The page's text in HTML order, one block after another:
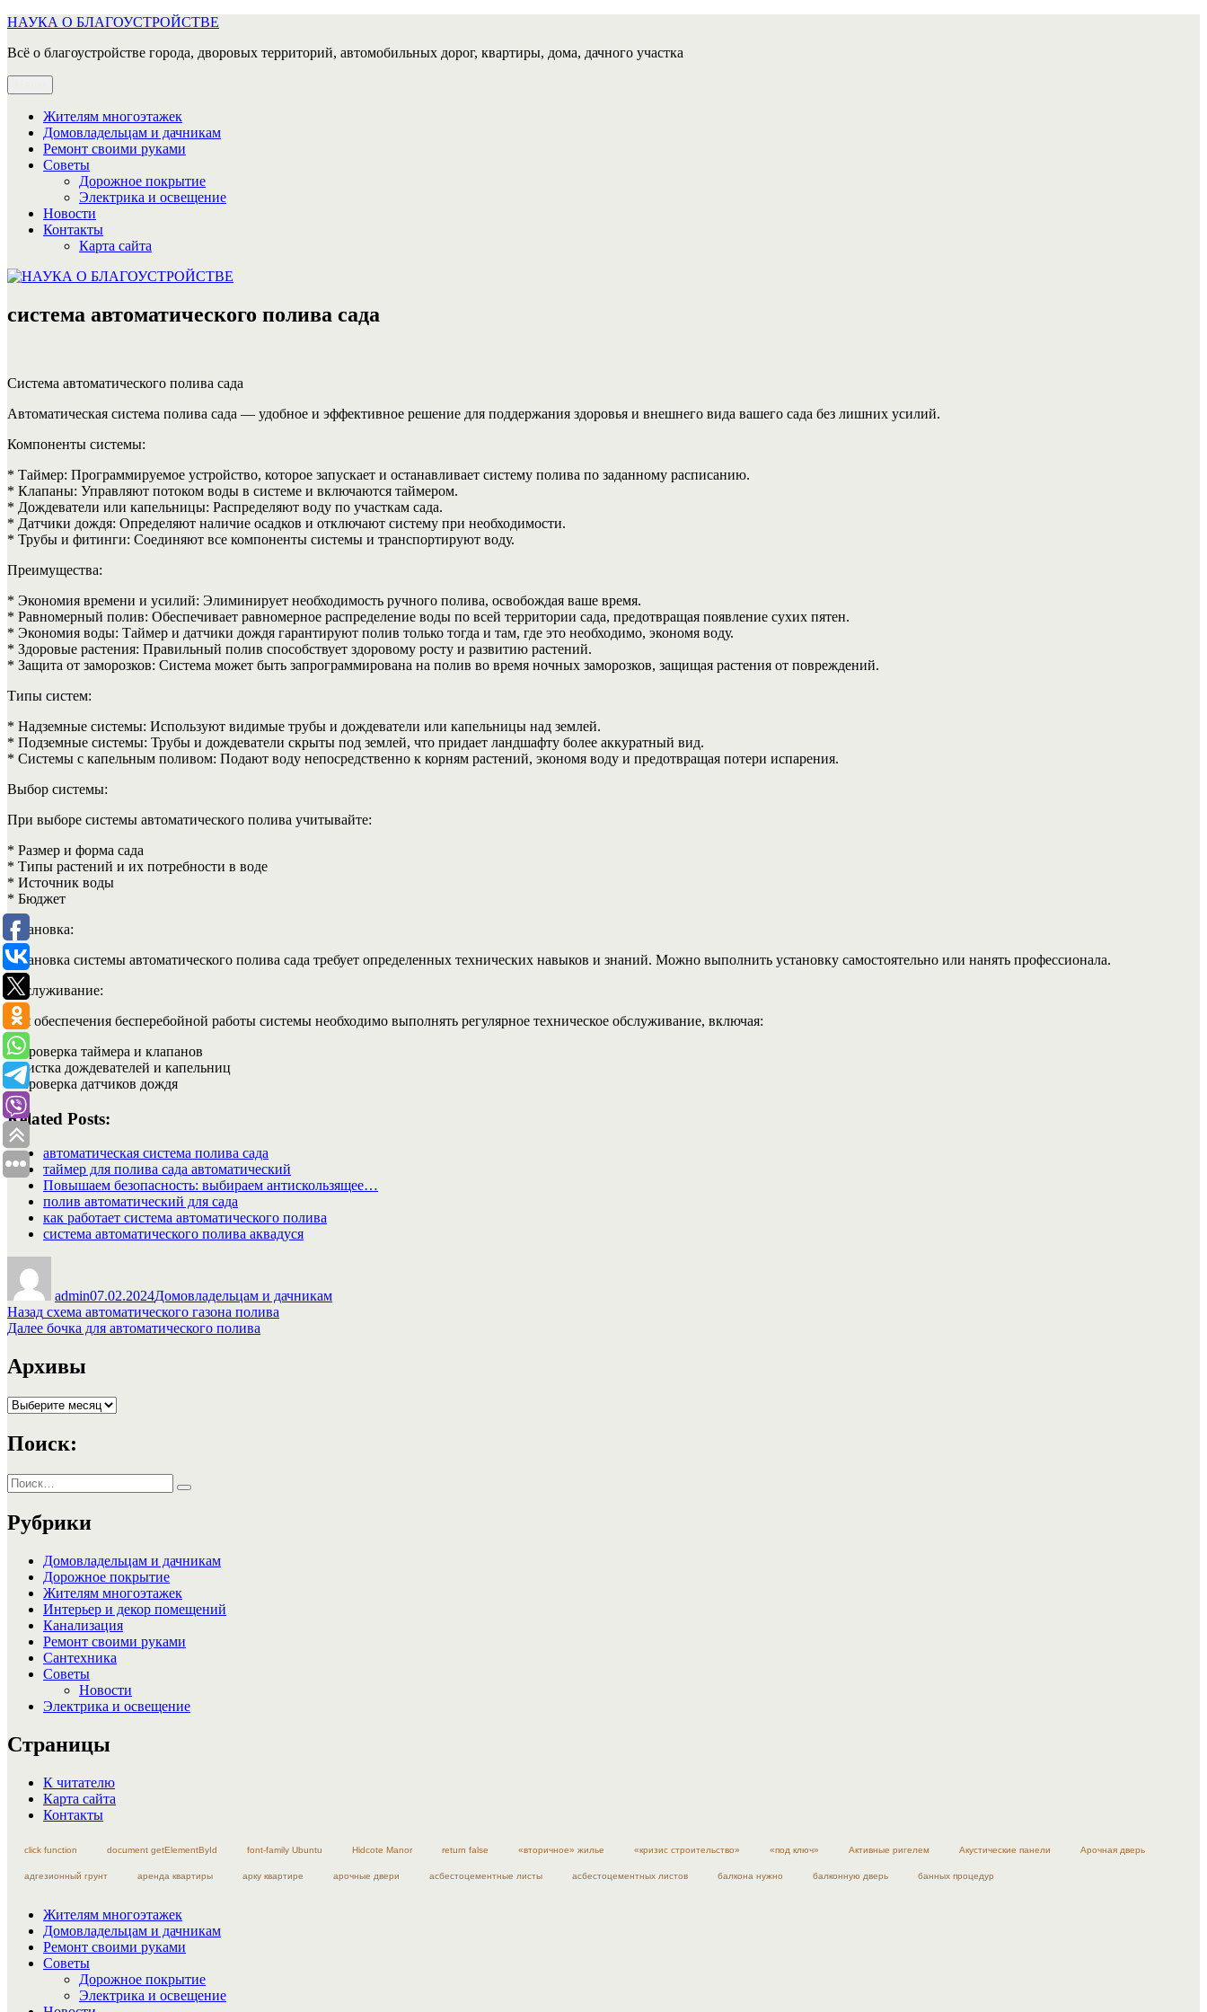
Перейти
содержимому
НАУКА О БЛАГОУСТРОЙСТВЕ
Всё о благоустройстве города, дворовых территорий, автомобильных дорог, квартиры, дома, дачного участка
Жителям многоэтажек
Домовладельцам и дачникам
Ремонт своими руками
Советы
Дорожное покрытие
Электрика и освещение
Новости
Контакты
Карта сайта
система автоматического полива сада
Система автоматического полива сада
Автоматическая система полива сада — удобное и эффективное решение для поддержания здоровья и внешнего вида вашего сада без лишних усилий.
Компоненты системы:
* Таймер: Программируемое устройство, которое запускает и останавливает систему полива по заданному расписанию.
* Клапаны: Управляют потоком воды в системе и включаются таймером.
* Дождеватели или капельницы: Распределяют воду по участкам сада.
* Датчики дождя: Определяют наличие осадков и отключают систему при необходимости.
* Трубы и фитинги: Соединяют все компоненты системы и транспортируют воду.
Преимущества:
* Экономия времени и усилий: Элиминирует необходимость ручного полива, освобождая ваше время.
* Равномерный полив: Обеспечивает равномерное распределение воды по всей территории сада, предотвращая появление сухих пятен.
* Экономия воды: Таймер и датчики дождя гарантируют полив только тогда и там, где это необходимо, экономя воду.
* Здоровые растения: Правильный полив способствует здоровому росту и развитию растений.
* Защита от заморозков: Система может быть запрограммирована на полив во время ночных заморозков, защищая растения от повреждений.
Типы систем:
* Надземные системы: Используют видимые трубы и дождеватели или капельницы над землей.
* Подземные системы: Трубы и дождеватели скрыты под землей, что придает ландшафту более аккуратный вид.
* Системы с капельным поливом: Подают воду непосредственно к корням растений, экономя воду и предотвращая потери испарения.
Выбор системы:
При выборе системы автоматического полива учитывайте:
* Размер и форма сада
* Типы растений и их потребности в воде
* Источник воды
* Бюджет
Установка:
Установка системы автоматического полива сада требует определенных технических навыков и знаний. Можно выполнить установку самостоятельно или нанять профессионала.
Обслуживание:
Для обеспечения бесперебойной работы системы необходимо выполнять регулярное техническое обслуживание, включая:
* Проверка таймера и клапанов
* Чистка дождевателей и капельниц
* Проверка датчиков дождя
Related Posts:
автоматическая система полива сада
таймер для полива сада автоматический
Повышаем безопасность: выбираем антискользящее…
полив автоматический для сада
как работает система автоматического полива
система автоматического полива аквадуся
admin07.02.2024Домовладельцам и дачникам
Навигация
по
записям
Назад Предыдущая
запись:
схема автоматического газона полива
Далее Следующая
бочка для автоматического полива
Архивы
Архивы
Поиск:
Искать:
Поиск
Рубрики
Домовладельцам и дачникам
Дорожное покрытие
Жителям многоэтажек
Интерьер и декор помещений
Канализация
Ремонт своими руками
Сантехника
Советы
Новости
Электрика и освещение
Страницы
К читателю
Карта сайта
Контакты
click function document getElementById font-family Ubuntu Hidcote Manor return false «вторичное» жилье «кризис строительство» «под ключ» Активные ригелем Акустические панели Арочная дверь
адгезионный грунт аренда квартиры арку квартире арочные двери асбестоцементные листы асбестоцементных листов балкона нужно балконную дверь банных процедур
Жителям многоэтажек
Домовладельцам и дачникам
Ремонт своими руками
Советы
Дорожное покрытие
Электрика и освещение